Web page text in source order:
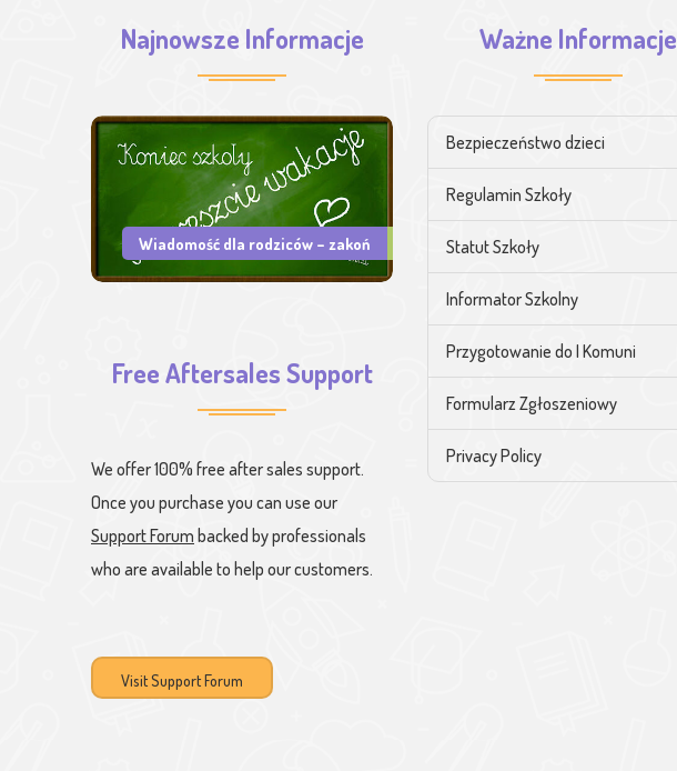
Najnowsze Informacje
Wiadomość dla rodziców – zakoń
Free Aftersales Support
We offer 100% free after sales support.
Once you purchase you can use our
Support Forum backed by professionals
who are available to help our customers.
Visit Support Forum
Ważne Informacje
Bezpieczeństwo dzieci
Regulamin Szkoły
Statut Szkoły
Informator Szkolny
Przygotowanie do I Komuni
Formularz Zgłoszeniowy
Privacy Policy